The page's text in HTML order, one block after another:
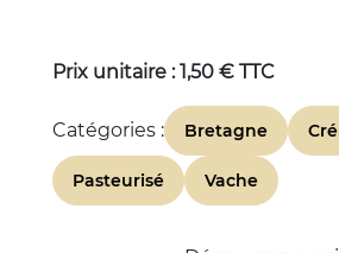
Prix unitaire : 1,50 € TTC
Catégories : Bretagne
Pasteurisé Vache